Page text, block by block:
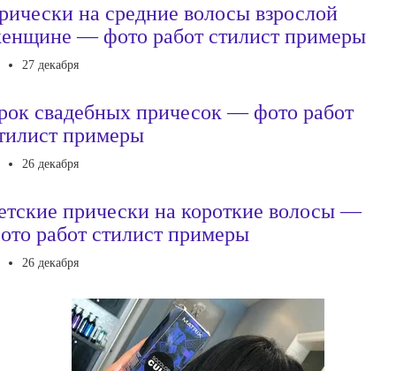
на средние волосы взрослой
— фото работ стилист примеры
27 декабря
свадебных причесок — фото работ
примеры
26 декабря
прически на короткие волосы —
работ стилист примеры
26 декабря